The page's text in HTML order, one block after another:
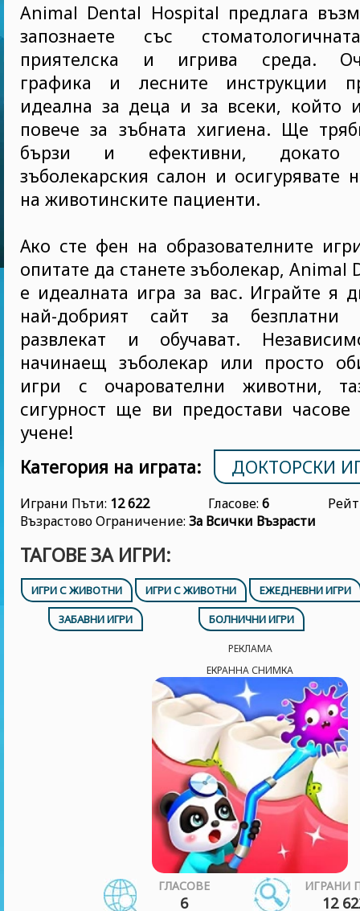
Animal Dental Hospital предлага
запознаете със
приятелска и игрива среда.
графика и лесните инструкции
идеална за деца и за всеки, който
повече за зъбната хигиена. Ще
бързи и ефективни, докато
зъболекарския салон и осигурявате
на животинските пациенти.
Ако сте фен на образователните
опитате да станете зъболекар, Animal
е идеалната игра за вас. Играйте я
най-добрият сайт за безплатни
развлекат и обучават.
начинаещ зъболекар или просто
игри с очарователни животни,
сигурност ще ви предостави часове
учене!
Категория на играта:
ДОКТОРСКИ
Играни Пъти: 12 622 Гласове: 6
Възрастово Ограничение: За Всички Възрасти
ТАГОВЕ ЗА ИГРИ:
ИГРИ С ЖИВОТНИ ИГРИ С ЖИВОТНИ
ЕЖЕДНЕВНИ ИГРИ
ЗАБАВНИ ИГРИ
БОЛНИЧНИ ИГРИ
РЕКЛАМА
ЕКРАННА СНИМКА
ГЛАСОВЕ
6
ИГРАНИ
12